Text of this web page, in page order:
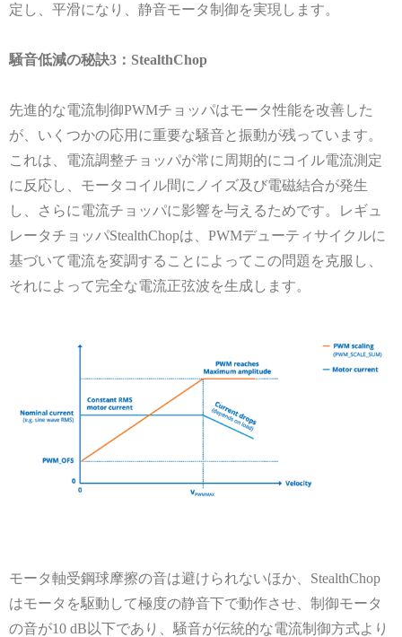
定し、平滑になり、静音モータ制御を実現します。
騒音低減の秘訣3 ： StealthChop
先進的な電流制御PWMチョッパはモータ性能を改善した
が、いくつかの応用に重要な騒音と振動が残っています。
これは、電流調整チョッパが常に周期的にコイル電流測定
に反応し、モータコイル間にノイズ及び電磁結合が発生
し、さらに電流チョッパに影響を与えるためです。レギュ
レータチョッパStealthChopは、 PWMデューティサイクルに
基づいて電流を変調することによってこの問題を克服し、
それによって完全な電流正弦波を生成します。
モータ軸受鋼球摩擦の音は避けられないほか、 StealthChop
はモータを駆動して極度の静音下で動作させ、制御モータ
の音が10 dB 以下であり、騒音が伝統的な電流制御方式より